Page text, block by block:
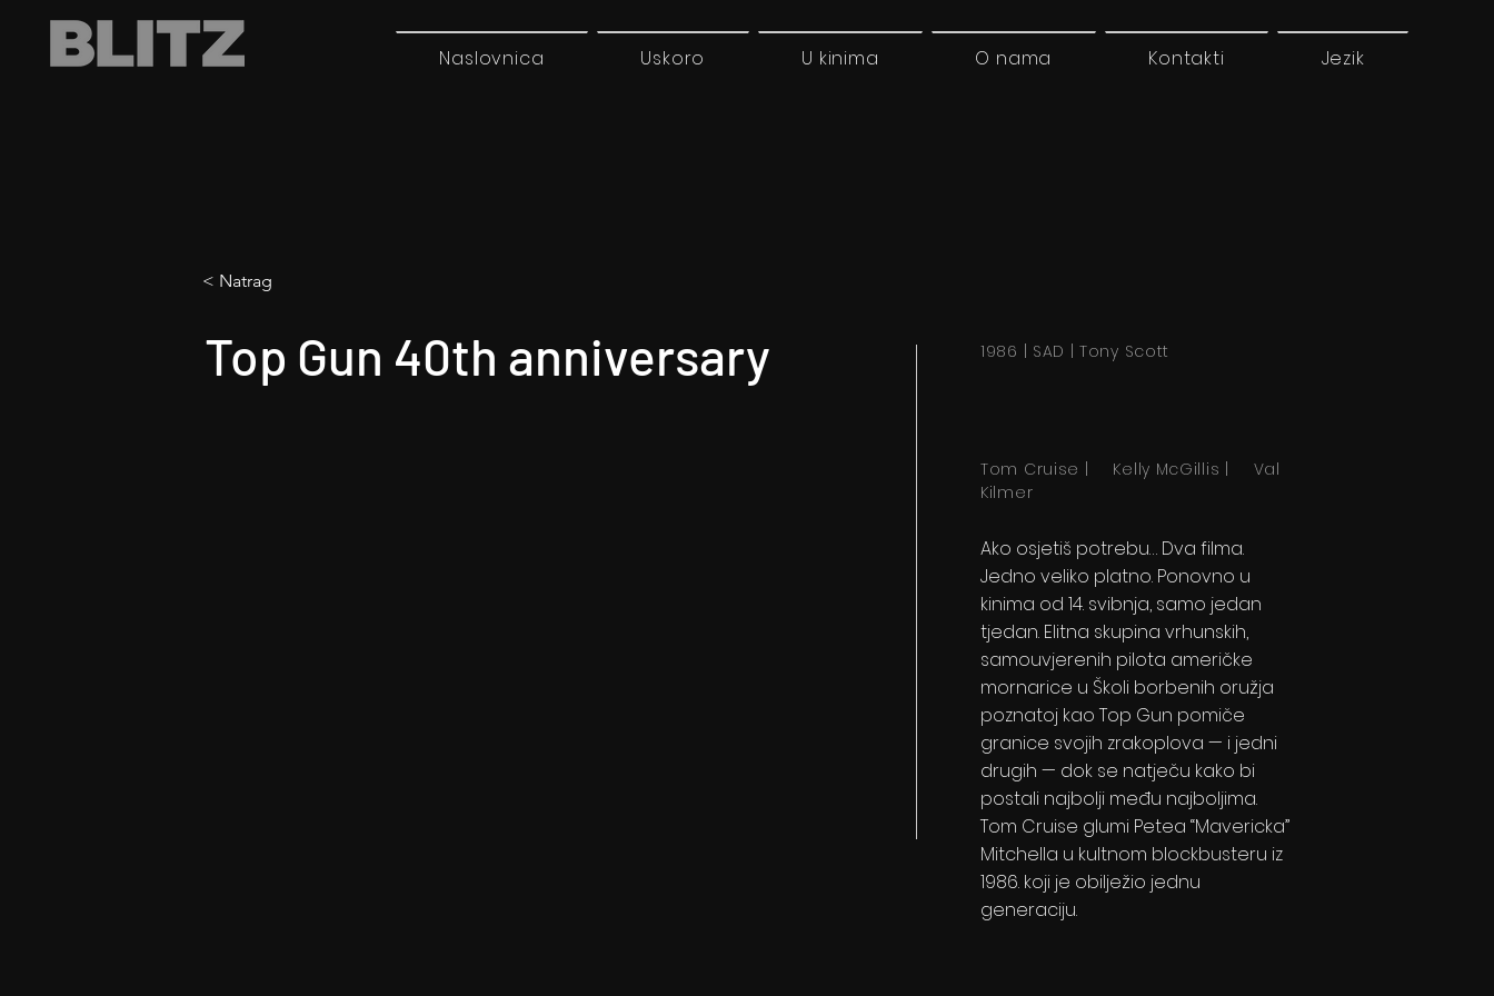
Naslovnica Uskoro U kinima O nama Kontakti Jezik
< Natrag
Top Gun 40th anniversary 1986 | SAD | Tony Scott
Tom Cruise | Kelly McGillis | Val
Kilmer
Ako osjetiš potrebu… Dva filma.
Jedno veliko platno. Ponovno u
kinima od 14. svibnja, samo jedan
tjedan. Elitna skupina vrhunskih,
samouvjerenih pilota američke
mornarice u Školi borbenih oružja
poznatoj kao Top Gun pomiče
granice svojih zrakoplova — i jedni
drugih — dok se natječu kako bi
postali najbolji među najboljima.
Tom Cruise glumi Petea “Mavericka”
Mitchella u kultnom blockbusteru iz
1986. koji je obilježio jednu
generaciju.